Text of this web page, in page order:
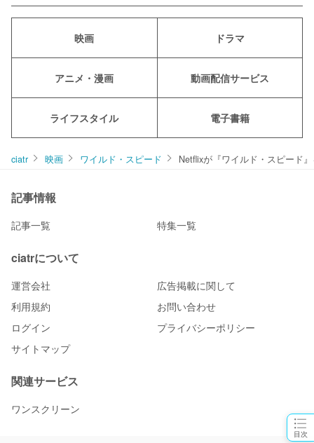
目次
映画 ドラマ
アニメ・漫画 動画配信サービス
ライフスタイル 電子書籍
ciatr 映画 ワイルド・スピード Netflixが『ワイルド・スピード
記事情報
記事一覧 特集一覧
ciatrについて
運営会社
広告掲載に関して
利用規約
お問い合わせ
ログイン
プライバシーポリシー
サイトマップ
関連サービス
ワンスクリーン